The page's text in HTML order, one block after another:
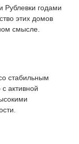
Рублевки годами
этих домов
смысле.
стабильным
активной